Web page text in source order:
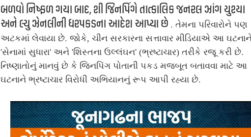
બળવો નિષ્ફળ ગયા બાદ, શી જિનપિંગે તાત્કાલિક જનરલ ઝાંગ યુશ્યા
અને લ્યુ ઝેનલીની ધરપકડના આદેશ આપ્યા છે . તેમના પરિવારોને પણ
અટકમાં લેવાયા છે. જોકે, ચીન સરકારના સત્તાવાર મીડિયાએ આ
'સેનામાં સુધારા' અને 'શિસ્તના ઉલ્લંઘન' (ભ્રષ્ટાચાર) તરીકે રજૂ કરી છે.
નિષ્ણાતોનું માનવું છે કે જિનપિંગ પોતાની પકડ મજબૂત બતાવવા માટે આ
ઘટનાને ભ્રષ્ટાચાર વિરોધી અભિયાનનું રૂપ આપી રહ્યા છે.